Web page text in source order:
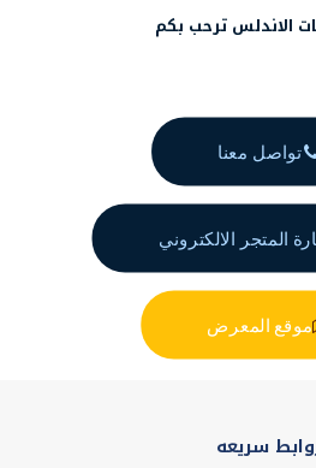
الاندلس ترحب بكم
تواصل معنا
المتجر الالكتروني
موقع المعرض
سريعه